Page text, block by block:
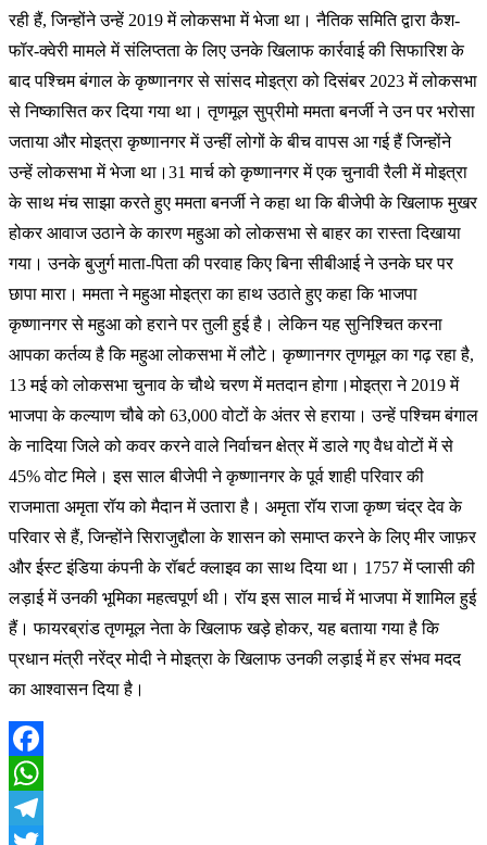
रही हैं, जिन्होंने उन्हें 2019 में लोकसभा में भेजा था। नैतिक समिति द्वारा कैश-
फॉर-क्वेरी मामले में संलिप्तता के लिए उनके खिलाफ कार्रवाई की सिफारिश के
बाद पश्चिम बंगाल के कृष्णानगर से सांसद मोइत्रा को दिसंबर 2023 में लोकसभा
से निष्कासित कर दिया गया था। तृणमूल सुप्रीमो ममता बनर्जी ने उन पर भरोसा
जताया और मोइत्रा कृष्णानगर में उन्हीं लोगों के बीच वापस आ गई हैं जिन्होंने
उन्हें लोकसभा में भेजा था।31 मार्च को कृष्णानगर में एक चुनावी रैली में मोइत्रा
के साथ मंच साझा करते हुए ममता बनर्जी ने कहा था कि बीजेपी के खिलाफ मुखर
होकर आवाज उठाने के कारण महुआ को लोकसभा से बाहर का रास्ता दिखाया
गया। उनके बुजुर्ग माता-पिता की परवाह किए बिना सीबीआई ने उनके घर पर
छापा मारा। ममता ने महुआ मोइत्रा का हाथ उठाते हुए कहा कि भाजपा
कृष्णानगर से महुआ को हराने पर तुली हुई है। लेकिन यह सुनिश्चित करना
आपका कर्तव्य है कि महुआ लोकसभा में लौटे। कृष्णानगर तृणमूल का गढ़ रहा है,
13 मई को लोकसभा चुनाव के चौथे चरण में मतदान होगा।मोइत्रा ने 2019 में
भाजपा के कल्याण चौबे को 63,000 वोटों के अंतर से हराया। उन्हें पश्चिम बंगाल
के नादिया जिले को कवर करने वाले निर्वाचन क्षेत्र में डाले गए वैध वोटों में से
45% वोट मिले। इस साल बीजेपी ने कृष्णानगर के पूर्व शाही परिवार की
राजमाता अमृता रॉय को मैदान में उतारा है। अमृता रॉय राजा कृष्ण चंद्र देव के
परिवार से हैं, जिन्होंने सिराजुद्दौला के शासन को समाप्त करने के लिए मीर जाफ़र
और ईस्ट इंडिया कंपनी के रॉबर्ट क्लाइव का साथ दिया था। 1757 में प्लासी की
लड़ाई में उनकी भूमिका महत्वपूर्ण थी। रॉय इस साल मार्च में भाजपा में शामिल हुई
हैं। फायरब्रांड तृणमूल नेता के खिलाफ खड़े होकर, यह बताया गया है कि
प्रधान मंत्री नरेंद्र मोदी ने मोइत्रा के खिलाफ उनकी लड़ाई में हर संभव मदद
का आश्वासन दिया है।
Facebook
WhatsApp